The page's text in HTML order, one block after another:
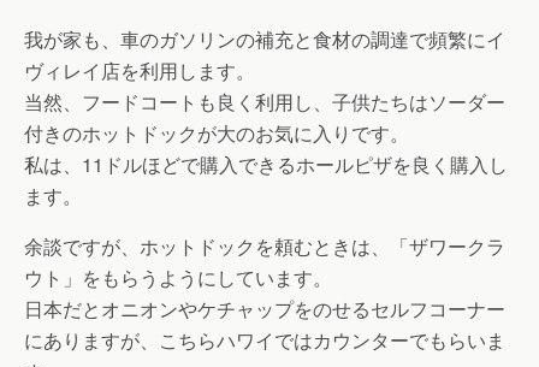
我が家も、車のガソリンの補充と食材の調達で頻繁にイ
ヴィレイ店を利用します。
当然、フードコートも良く利用し、子供たちはソーダー
付きのホットドックが大のお気に入りです。
私は、11ドルほどで購入できるホールピザを良く購入し
ます。
余談ですが、ホットドックを頼むときは、「ザワークラ
ウト」をもらうようにしています。
日本だとオニオンやケチャップをのせるセルフコーナー
にありますが、こちらハワイではカウンターでもらいま